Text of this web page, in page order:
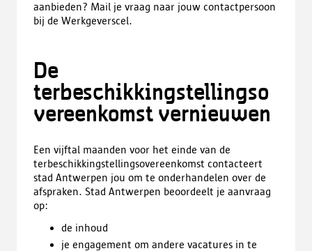
aanbieden? Mail je vraag naar jouw contactpersoon
bij de Werkgeverscel.
De
terbeschikkingstellingso
vereenkomst vernieuwen
Een vijftal maanden voor het einde van de
terbeschikkingstellingsovereenkomst contacteert
stad Antwerpen jou om te onderhandelen over de
afspraken. Stad Antwerpen beoordeelt je aanvraag
op:
de inhoud
je engagement om andere vacatures in te